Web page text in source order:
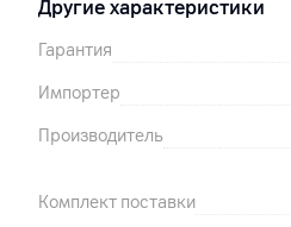
Другие характеристики
Гарантия
Импортер
Производитель
Комплект поставки